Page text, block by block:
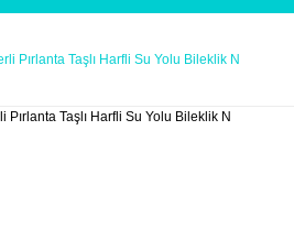
Pırlanta Taşlı Harfli Su Yolu Bileklik N